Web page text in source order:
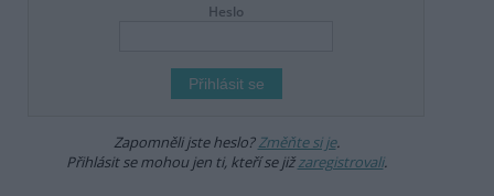
Heslo
Zapomněli jste heslo?Změňte si je.
Přihlásit se mohou jen ti, kteří se jižzaregistrovali.